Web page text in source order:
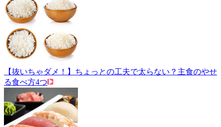
【抜いちゃダメ！】ちょっとの工夫で太らない？主食のやせ
る食べ方4つ